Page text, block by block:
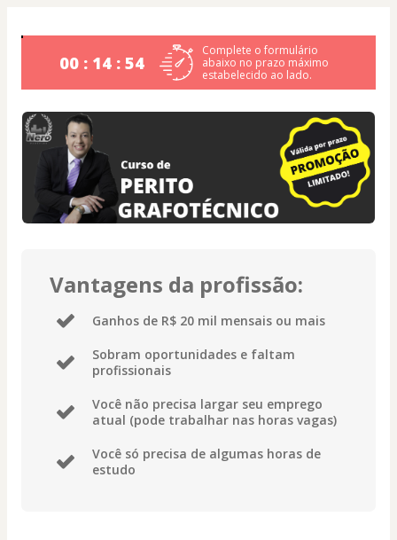
00 : 14 : 54
Complete o formulário
abaixo no prazo máximo
estabelecido ao lado.
Vantagens da profissão:
Ganhos de R$ 20 mil mensais ou mais
Sobram oportunidades e faltam
profissionais
Você não precisa largar seu emprego
atual (pode trabalhar nas horas vagas)
Você só precisa de algumas horas de
estudo